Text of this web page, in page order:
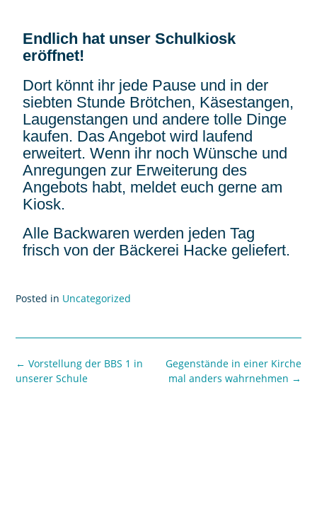
Endlich hat unser Schulkiosk
eröffnet!
Dort könnt ihr jede Pause und in der
siebten Stunde Brötchen, Käsestangen,
Laugenstangen und andere tolle Dinge
kaufen. Das Angebot wird laufend
erweitert. Wenn ihr noch Wünsche und
Anregungen zur Erweiterung des
Angebots habt, meldet euch gerne am
Kiosk.
Alle Backwaren werden jeden Tag
frisch von der Bäckerei Hacke geliefert.
Posted in Uncategorized
Gegenstände in einer Kirche
mal anders wahrnehmen →
← Vorstellung der BBS 1 in
unserer Schule